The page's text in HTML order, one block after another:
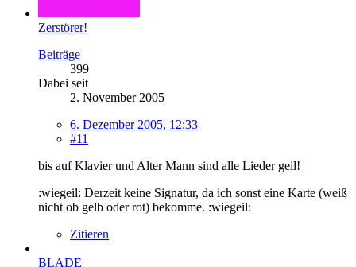
Zerstörer!
Beiträge
399
Dabei seit
2. November 2005
6. Dezember 2005, 12:33
#11
bis auf Klavier und Alter Mann sind alle Lieder geil!
:wiegeil: Derzeit keine Signatur, da ich sonst eine Karte (weiß
nicht ob gelb oder rot) bekomme. :wiegeil:
Zitieren
BLADE